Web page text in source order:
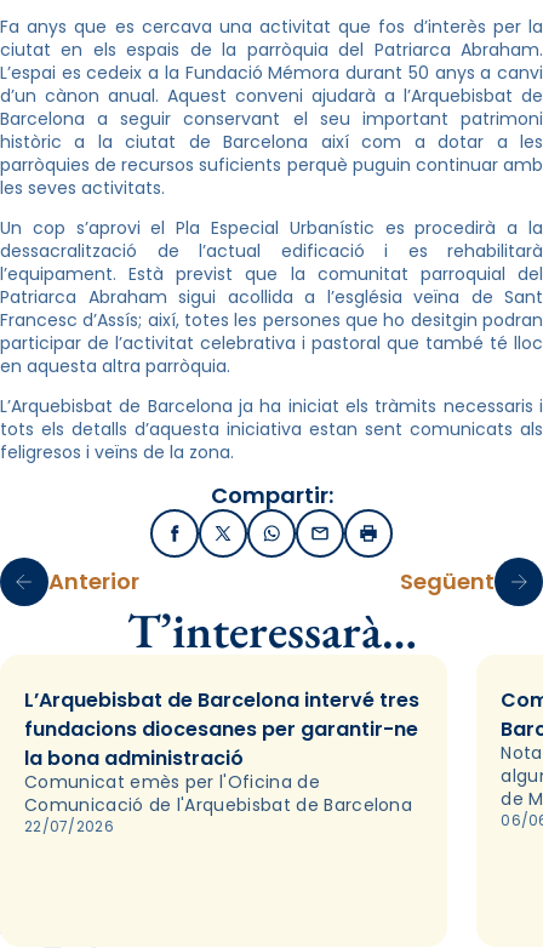
Fa anys que es cercava una activitat que fos d’interès per la
ciutat en els espais de la parròquia del Patriarca Abraham.
L’espai es cedeix a la Fundació Mémora durant 50 anys a canvi
d’un cànon anual. Aquest conveni ajudarà a l’Arquebisbat de
Barcelona a seguir conservant el seu important patrimoni
històric a la ciutat de Barcelona així com a dotar a les
parròquies de recursos suficients perquè puguin continuar amb
les seves activitats.
Un cop s’aprovi el Pla Especial Urbanístic es procedirà a la
dessacralització de l’actual edificació i es rehabilitarà
l’equipament. Està previst que la comunitat parroquial del
Patriarca Abraham sigui acollida a l’església veïna de Sant
Francesc d’Assís; així, totes les persones que ho desitgin podran
participar de l’activitat celebrativa i pastoral que també té lloc
en aquesta altra parròquia.
L’Arquebisbat de Barcelona ja ha iniciat els tràmits necessaris i
tots els detalls d’aquesta iniciativa estan sent comunicats als
feligresos i veïns de la zona.
Compartir:
FacebookX / TwitterWhatsApp
EmailImprimir
Anterior Següent
T’interessarà…
L’Arquebisbat de Barcelona intervé tres
fundacions diocesanes per garantir-ne
la bona administració
Comunicat emès per l'Oficina de
Comunicació de l'Arquebisbat de Barcelona
22/07/2026
de
06/